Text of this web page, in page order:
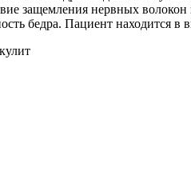
защемления нервных волокон
бедра. Пациент находится